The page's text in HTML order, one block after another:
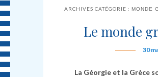
ARCHIVES CATÉGORIE :MONDE
Le monde
30
La Géorgie et la Grèce